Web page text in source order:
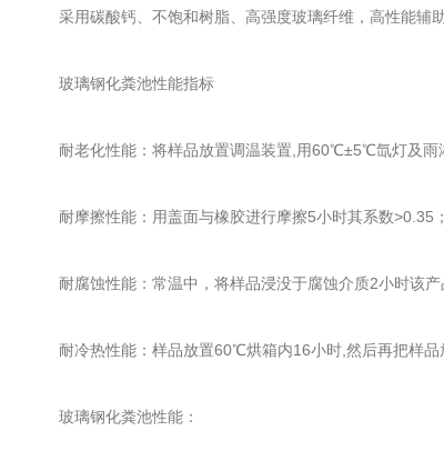
采用碳酸钙、不饱和树脂、高强度玻璃纤维，高性能辅
玻璃钢化粪池性能指标
耐老化性能：将样品放置调温装置,用60℃±5℃氙灯及雨
耐摩擦性能：用盖面与橡胶进行摩擦5小时其系数>0.35；
耐腐蚀性能：常温中，将样品浸没于腐蚀介质2小时该产
耐冷热性能：样品放置60℃烘箱内16小时,然后再把样品
玻璃钢化粪池性能：